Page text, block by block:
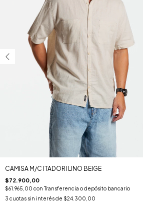
CAMISA M/C ITADORI LINO BEIGE
$72.900,00
$61.965,00 con Transferencia o depósito bancario
3 cuotas sin interés de $24.300,00